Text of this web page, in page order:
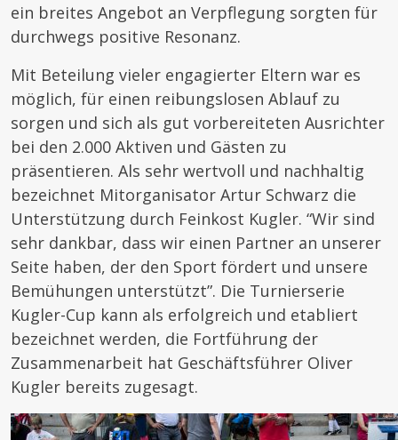
ein breites Angebot an Verpflegung sorgten für
durchwegs positive Resonanz.
Mit Beteilung vieler engagierter Eltern war es
möglich, für einen reibungslosen Ablauf zu
sorgen und sich als gut vorbereiteten Ausrichter
bei den 2.000 Aktiven und Gästen zu
präsentieren. Als sehr wertvoll und nachhaltig
bezeichnet Mitorganisator Artur Schwarz die
Unterstützung durch Feinkost Kugler. “Wir sind
sehr dankbar, dass wir einen Partner an unserer
Seite haben, der den Sport fördert und unsere
Bemühungen unterstützt”. Die Turnierserie
Kugler-Cup kann als erfolgreich und etabliert
bezeichnet werden, die Fortführung der
Zusammenarbeit hat Geschäftsführer Oliver
Kugler bereits zugesagt.